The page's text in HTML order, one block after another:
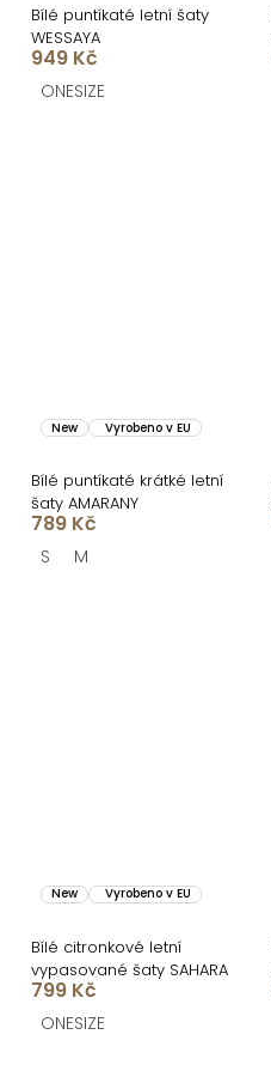
Bílé puntíkaté letní šaty
WESSAYA
949 Kč
ONESIZE
New Vyrobeno v EU
Bílé puntíkaté krátké letní
šaty AMARANY
789 Kč
S M
New Vyrobeno v EU
Bílé citronkové letní
vypasované šaty SAHARA
799 Kč
ONESIZE